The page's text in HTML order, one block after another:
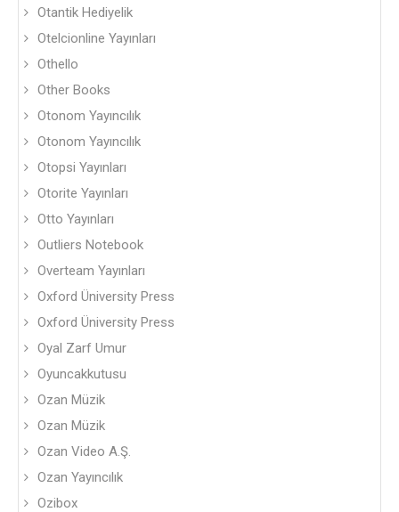
Otantik Hediyelik
Otelcionline Yayınları
Othello
Other Books
Otonom Yayıncılık
Otonom Yayıncılık
Otopsi Yayınları
Otorite Yayınları
Otto Yayınları
Outliers Notebook
Overteam Yayınları
Oxford Üniversity Press
Oxford Üniversity Press
Oyal Zarf Umur
Oyuncakkutusu
Ozan Müzik
Ozan Müzik
Ozan Video A.Ş.
Ozan Yayıncılık
Ozibox